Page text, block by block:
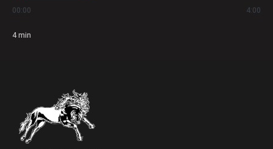
00:00 4:00
4min